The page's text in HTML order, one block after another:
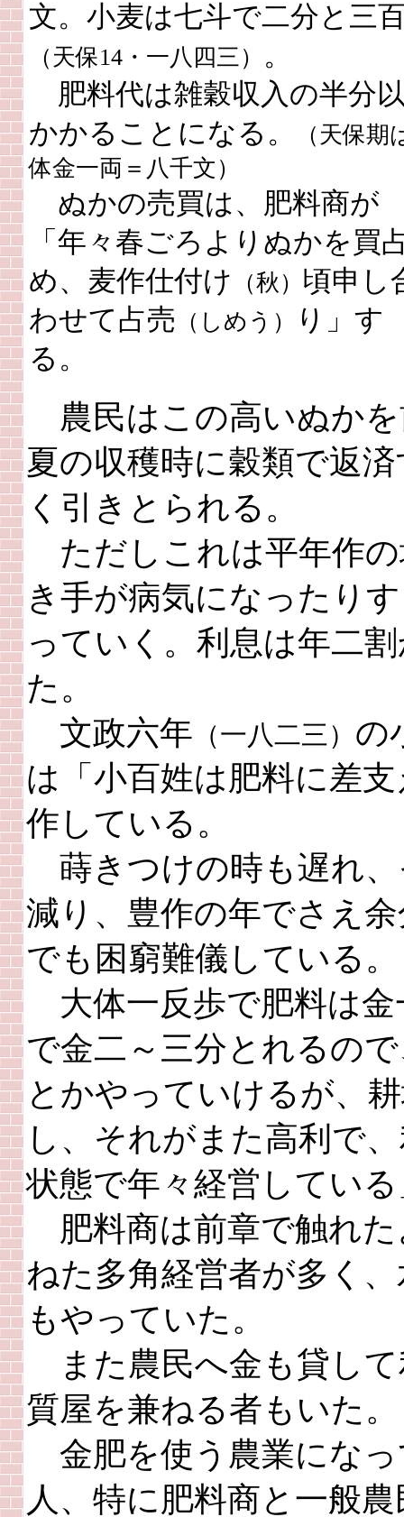
文。小麦は七斗で二分と三
（天保14・一八四三）
。
肥料代は雑穀収入の半分
かかることになる。
（天保期
体金一両＝八千文）
ぬかの売買は、肥料商が
「年々春ごろよりぬかを買
め、麦作仕付け
（秋） 頃申し
わせて占売 （しめう）
り」す
る。
農民はこの高いぬか
夏の収穫時に穀類で返
く引きとられる。
ただしこれは平年作
き手が病気になったり
っていく。利息は年二
た。
文政六年 （一八二三） の
は「小百姓は肥料に差
作している。
蒔きつけの時も遅れ
減り、豊作の年でさえ
でも困窮難儀している。
大体一反歩で肥料は金
で金二～三分とれるの
とかやっていけるが、
し、それがまた高利で
状態で年々経営してい
肥料商は前章で触れた
ねた多角経営者が多く
もやっていた。
また農民へ金も貸し
質屋を兼ねる者もいた。
金肥を使う農業にな
人、特に肥料商と一般